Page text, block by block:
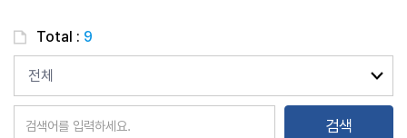
Total : 9
검
건
검
검색